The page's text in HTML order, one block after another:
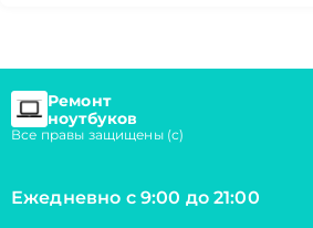
Ремонт
ноутбуков
Все правы защищены (с)
Ежедневно с 9:00 до 21:00